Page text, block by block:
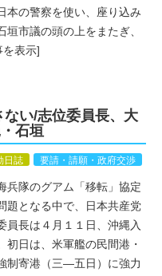
本の警察を使い、座り込み
垣市議の頭の上をまたぎ、
を表示]
い/志位委員長、大
石垣
日誌 要請・請願・政府交渉
兵隊のグアム「移転」協定
題となる中で、日本共産党
員長は４月１１日、沖縄入
初日は、米軍艦の民間港・
制寄港（三―五日）に強力